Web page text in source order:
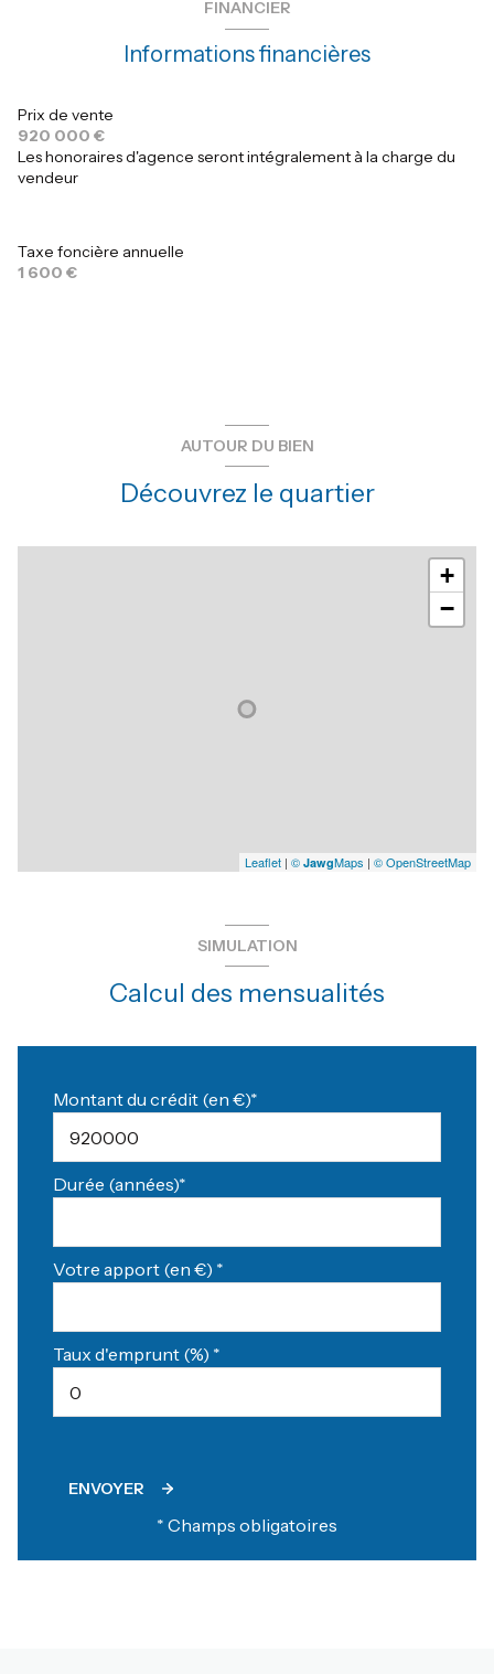
vue JARDIN
chambre
chambre
18 m²
chambre
chambre
FINANCIER
Informations financières
Prix de vente
920 000 €
Les honoraires d'agence seront intégralement à la charge du
vendeur
Taxe foncière annuelle
1 600 €
AUTOUR DU BIEN
Découvrez le quartier
+
−
Leaflet | © JawgMaps | © OpenStreetMap
SIMULATION
Calcul des mensualités
Montant du crédit (en €)*
Durée (années)*
Votre apport (en €) *
Taux d'emprunt (%) *
ENVOYER
* Champs obligatoires